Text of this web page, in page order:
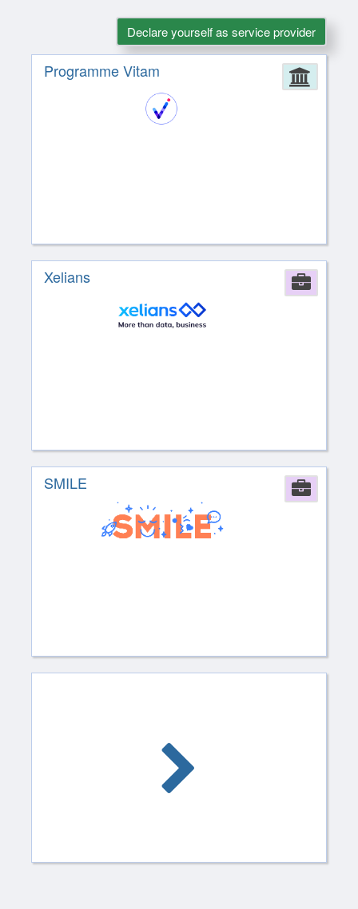
Declare yourself as service provider
Programme Vitam
Xelians
SMILE